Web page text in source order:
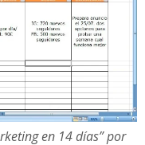
en 14 días” por